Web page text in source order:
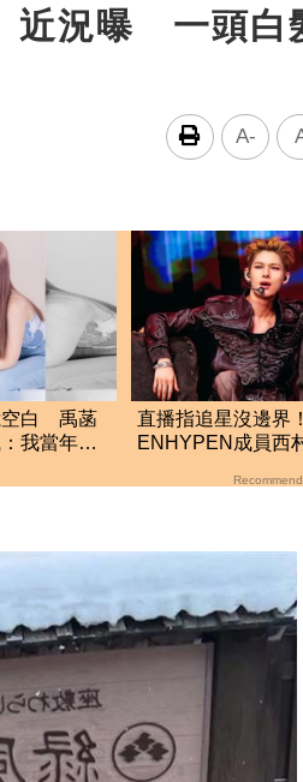
近況曝 一頭白
A-
空白 禹菡
我當年真
直播指追星沒邊界
ENHYPEN成員西
絲